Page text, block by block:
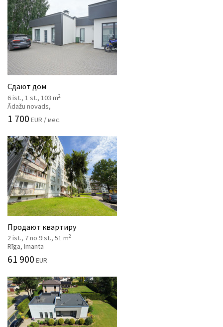
Сдают дом
6 ist., 1 st., 103 m2
Ādažu novads,
1 700 EUR / мес.
Продают квартиру
2 ist., 7 no 9 st., 51 m2
Rīga, Imanta
61 900 EUR